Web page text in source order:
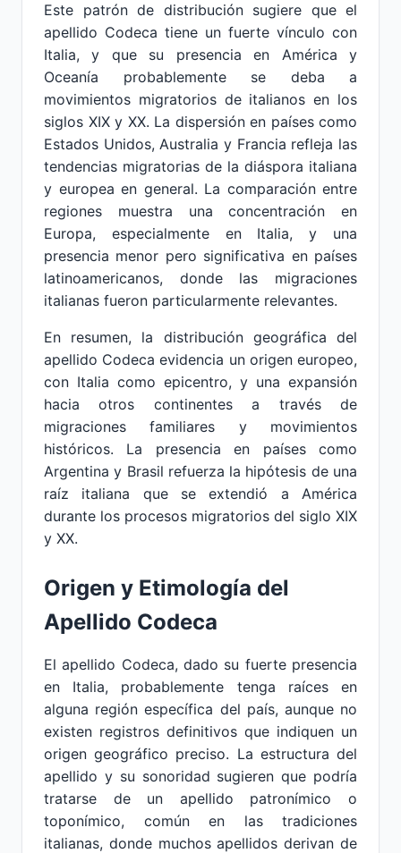
Este patrón de distribución sugiere que el
apellido Codeca tiene un fuerte vínculo con
Italia, y que su presencia en América y
Oceanía probablemente se deba a
movimientos migratorios de italianos en los
siglos XIX y XX. La dispersión en países como
Estados Unidos, Australia y Francia refleja las
tendencias migratorias de la diáspora italiana
y europea en general. La comparación entre
regiones muestra una concentración en
Europa, especialmente en Italia, y una
presencia menor pero significativa en países
latinoamericanos, donde las migraciones
italianas fueron particularmente relevantes.
En resumen, la distribución geográfica del
apellido Codeca evidencia un origen europeo,
con Italia como epicentro, y una expansión
hacia otros continentes a través de
migraciones familiares y movimientos
históricos. La presencia en países como
Argentina y Brasil refuerza la hipótesis de una
raíz italiana que se extendió a América
durante los procesos migratorios del siglo XIX
y XX.
Origen y Etimología del
Apellido Codeca
El apellido Codeca, dado su fuerte presencia
en Italia, probablemente tenga raíces en
alguna región específica del país, aunque no
existen registros definitivos que indiquen un
origen geográfico preciso. La estructura del
apellido y su sonoridad sugieren que podría
tratarse de un apellido patronímico o
toponímico, común en las tradiciones
italianas, donde muchos apellidos derivan de